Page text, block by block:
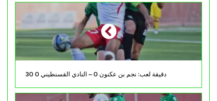
30 دقيقة لعب: نجم بن عكنون 0 – النادي القسنطيني 0